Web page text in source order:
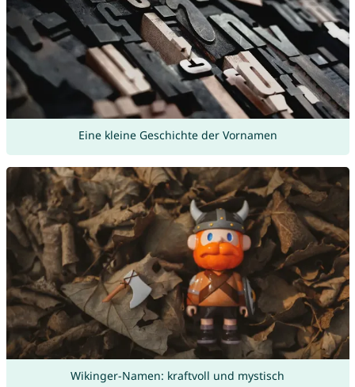
Eine kleine Geschichte der Vornamen
Wikinger-Namen: kraftvoll und mystisch